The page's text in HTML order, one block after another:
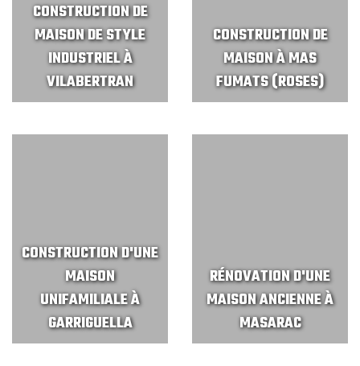
CONSTRUCTION DE
MAISON DE STYLE
INDUSTRIEL À
VILABERTRAN
CONSTRUCTION DE
MAISON À MAS
FUMATS (ROSES)
CONSTRUCTION D'UNE
MAISON
UNIFAMILIALE À
GARRIGUELLA
RÉNOVATION D'UNE
MAISON ANCIENNE À
MASARAC